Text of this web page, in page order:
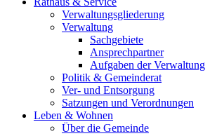
Verwaltungsgliederung
Verwaltung
Sachgebiete
Ansprechpartner
Aufgaben der Verwaltung
Politik & Gemeinderat
Ver- und Entsorgung
Satzungen und Verordnungen
Leben & Wohnen
Über die Gemeinde